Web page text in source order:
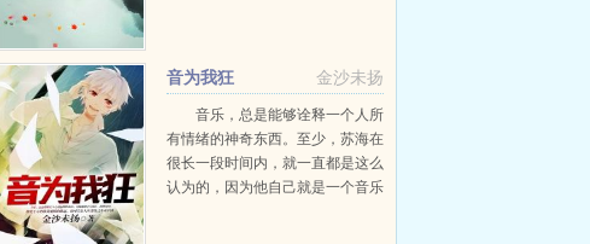
金沙未扬
音为我狂
音乐，总是能够诠释一个人所
有情绪的神奇东西。至少，苏海在
很长一段时间内，就一直都是这么
认为的，因为他自己就是一个音乐